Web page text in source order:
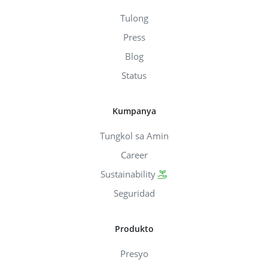
Tulong
Press
Blog
Status
Kumpanya
Tungkol sa Amin
Career
Sustainability
Seguridad
Produkto
Presyo